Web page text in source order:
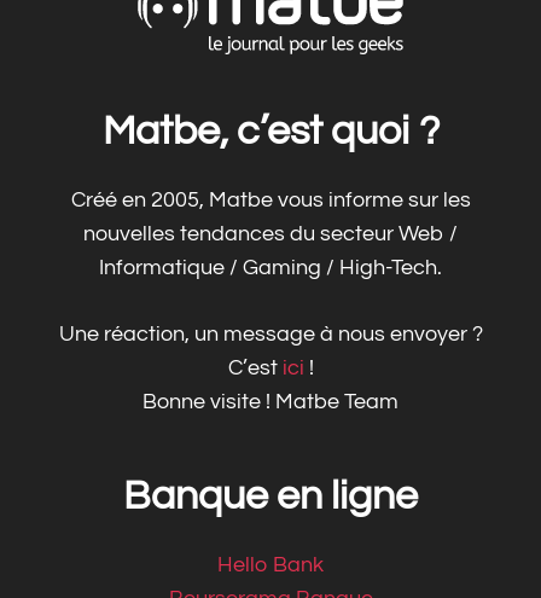
Matbe, c’est quoi ?
Créé en 2005, Matbe vous informe sur les
nouvelles tendances du secteur Web /
Informatique / Gaming / High-Tech.
Une réaction, un message à nous envoyer ?
C’est ici !
Bonne visite ! Matbe Team
Banque en ligne
Hello Bank